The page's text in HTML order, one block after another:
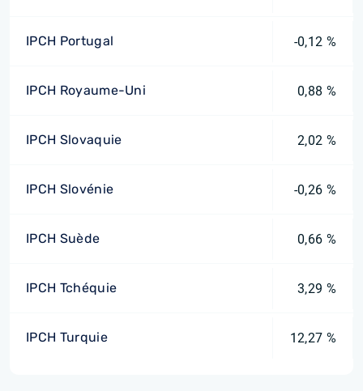
IPCH Portugal -0,12 %
IPCH Royaume-Uni 0,88 %
IPCH Slovaquie 2,02 %
IPCH Slovénie -0,26 %
IPCH Suède 0,66 %
IPCH Tchéquie 3,29 %
IPCH Turquie 12,27 %